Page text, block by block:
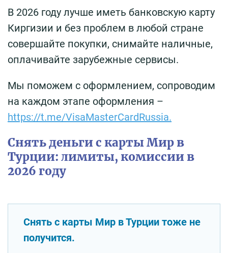
В 2026 году лучше иметь банковскую карту
Киргизии и без проблем в любой стране
совершайте покупки, снимайте наличные,
оплачивайте зарубежные сервисы.
Мы поможем с оформлением, сопроводим
на каждом этапе оформления –
https://t.me/VisaMasterCardRussia.
Снять деньги с карты Мир в
Турции: лимиты, комиссии в
2026 году
Снять с карты Мир в Турции тоже не
получится.